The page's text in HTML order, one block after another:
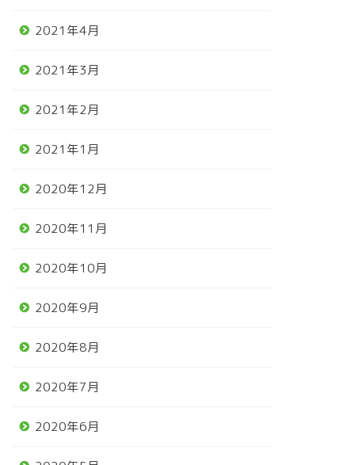
2021年4月
2021年3月
2021年2月
2021年1月
2020年12月
2020年11月
2020年10月
2020年9月
2020年8月
2020年7月
2020年6月